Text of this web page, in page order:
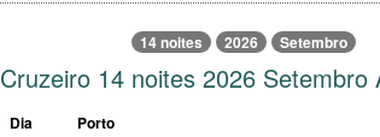
14 noites 2026 Setembro
Cruzeiro 14 noites 2026 Setembro
Dia Porto